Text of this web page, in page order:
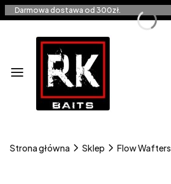
Darmowa dostawa od 300zł.
Menu
Strona główna Sklep Flow Wafters